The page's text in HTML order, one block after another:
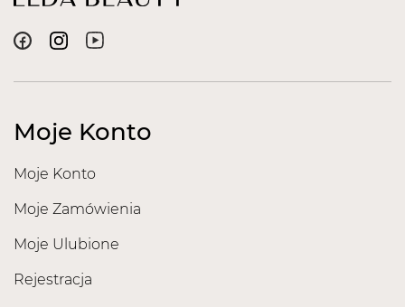
Moje Konto
Moje Konto
Moje Zamówienia
Moje Ulubione
Rejestracja